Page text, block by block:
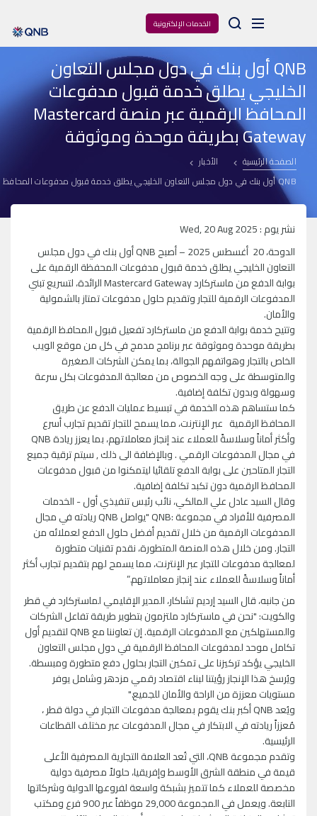
الخدمات الإلكترونية Arama
QNB أول بنك في دول مجلس التعاون
الخليجي يطلق خدمة قبول مدفوعات
المحافظ الرقمية عبر منصة Mastercard
Gateway بطريقة موحدة وموثوقة
الصفحة الرئيسية
الأخبار
QNB أول بنك في دول مجلس التعاون الخليجي يطلق خدمة قبول مدفوعات المحافظ الرقمية عبر منصة Mastercard Gateway بطريقة موحدة وموثوقة
نشر يوم : Wed, 20 Aug 2025
الدوحة، 20 أغسطس 2025 – أصبح QNB أول بنك في دول مجلس
التعاون الخليجي يطلق خدمة قبول مدفوعات المحفظة الرقمية على
بوابة الدفع من ماستركارد Mastercard Gateway الرائدة، لتسريع تبني
المدفوعات الرقمية للتجار وتقديم حلول مدفوعات تمتاز بالشمولية
والأمان.
وتتيح خدمة بوابة الدفع من ماستركارد تفعيل قبول المحافظ الرقمية
بطريقة موحدة وموثوقة عبر برنامج مدمج في كل من موقع الويب
الخاص بالتجار وهواتفهم الجوالة، بما يمكن الشركات الصغيرة
والمتوسطة على وجه الخصوص من معالجة المدفوعات بكل سرعة
وسهولة وبدون تكلفة إضافية.
كما ستساهم هذه الخدمة في تبسيط عمليات الدفع عن طريق
المحافظ الرقمية عبر الإنترنت، مما يسمح للتجار تقديم تجارب أسرع
وأكثر أماناً وسلاسةً للعملاء عند إنجاز معاملاتهم، بما يعزز ريادة QNB
في مجال المدفوعات الرقمي . وبالإضافة الى ذلك , سيتم ترقية جميع
التجار المتاحين على بوابة الدفع تلقائيا ليتمكنوا من قبول مدفوعات
المحافظ الرقمية دون تكبد تكلفة إضافية.
وقال السيد عادل علي المالكي، نائب رئيس تنفيذي أول - الخدمات
المصرفية للأفراد في مجموعة :QNB "يواصل QNB ريادته في مجال
المدفوعات الرقمية من خلال تقديم أفضل حلول الدفع لعملائه من
التجار. ومن خلال هذه المنصة المتطورة، نقدم تقنيات متطورة
لمعالجة مدفوعات للتجار عبر الإنترنت، مما يسمح لهم بتقديم تجارب أكثر
أماناً وسلاسةً للعملاء عند إنجاز معاملاتهم.”
من جانبه، قال السيد إرديم تشاكار، المدير الإقليمي لماستركارد في قطر
والكويت: "نحن في ماستركارد ملتزمون بتطوير طريقة تفاعل الشركات
والمستهلكين مع المدفوعات الرقمية. إن تعاوننا مع QNB لتقديم أول
تكامل موحد لمدفوعات المحافظ الرقمية في دول مجلس التعاون
الخليجي يؤكد تركيزنا على تمكين التجار بحلول دفع متطورة ومبسطة.
ويُرسخ هذا الإنجاز رؤيتنا لبناء اقتصاد رقمي مزدهر وشامل يوفر
مستويات معززة من الراحة والأمان للجميع."
ويُعد QNB أكبر بنك يقوم بمعالجة مدفوعات التجار في دولة قطر ،
مُعززاً ريادته في الابتكار في مجال المدفوعات عبر مختلف القطاعات
الرئيسية.
وتقدم مجموعة QNB، التي تُعد العلامة التجارية المصرفية الأعلى
قيمة في منطقة الشرق الأوسط وإفريقيا، حلولاً مصرفية دولية
مخصصة للعملاء كما تتميز بشبكة واسعة لفروعها الدولية وشركاتها
التابعة. ويعمل في المجموعة 29,000 موظفاً عبر 900 فرع ومكتب